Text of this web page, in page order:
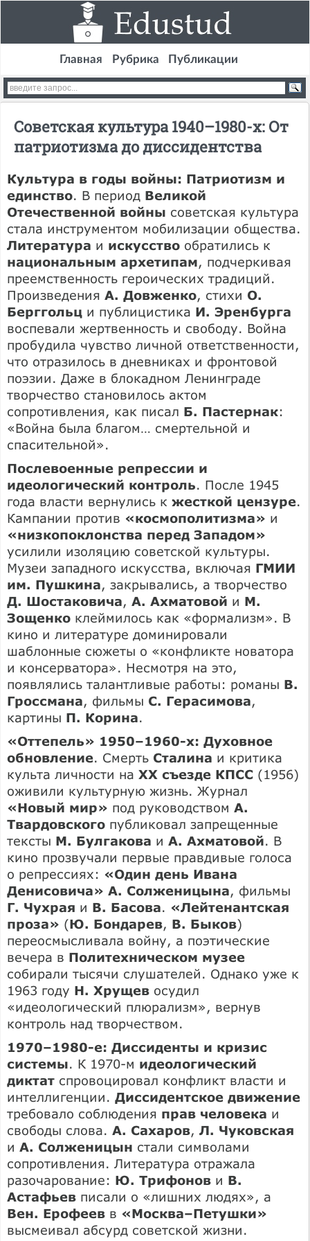
Главная Рубрика Публикации
Советская культура 1940–1980-х: От
патриотизма до диссидентства
Культура в годы войны: Патриотизм и
единство. В период Великой
Отечественной войны советская культура
стала инструментом мобилизации общества.
Литература и искусство обратились к
национальным архетипам, подчеркивая
преемственность героических традиций.
Произведения А. Довженко, стихи О.
Берггольц и публицистика И. Эренбурга
воспевали жертвенность и свободу. Война
пробудила чувство личной ответственности,
что отразилось в дневниках и фронтовой
поэзии. Даже в блокадном Ленинграде
творчество становилось актом
сопротивления, как писал Б. Пастернак:
«Война была благом… смертельной и
спасительной».
Послевоенные репрессии и
идеологический контроль. После 1945
года власти вернулись к жесткой цензуре.
Кампании против «космополитизма» и
«низкопоклонства перед Западом»
усилили изоляцию советской культуры.
Музеи западного искусства, включая ГМИИ
им. Пушкина, закрывались, а творчество
Д. Шостаковича, А. Ахматовой и М.
Зощенко клеймилось как «формализм». В
кино и литературе доминировали
шаблонные сюжеты о «конфликте новатора
и консерватора». Несмотря на это,
появлялись талантливые работы: романы В.
Гроссмана, фильмы С. Герасимова,
картины П. Корина.
«Оттепель» 1950–1960-х: Духовное
обновление. Смерть Сталина и критика
культа личности на XX съезде КПСС (1956)
оживили культурную жизнь. Журнал
«Новый мир» под руководством А.
Твардовского публиковал запрещенные
тексты М. Булгакова и А. Ахматовой. В
кино прозвучали первые правдивые голоса
о репрессиях: «Один день Ивана
Денисовича» А. Солженицына, фильмы
Г. Чухрая и В. Басова. «Лейтенантская
проза» (Ю. Бондарев, В. Быков)
переосмысливала войну, а поэтические
вечера в Политехническом музее
собирали тысячи слушателей. Однако уже к
1963 году Н. Хрущев осудил
«идеологический плюрализм», вернув
контроль над творчеством.
1970–1980-е: Диссиденты и кризис
системы. К 1970-м идеологический
диктат спровоцировал конфликт власти и
интеллигенции. Диссидентское движение
требовало соблюдения прав человека и
свободы слова. А. Сахаров, Л. Чуковская
и А. Солженицын стали символами
сопротивления. Литература отражала
разочарование: Ю. Трифонов и В.
Астафьев писали о «лишних людях», а
Вен. Ерофеев в «Москва–Петушки»
высмеивал абсурд советской жизни.